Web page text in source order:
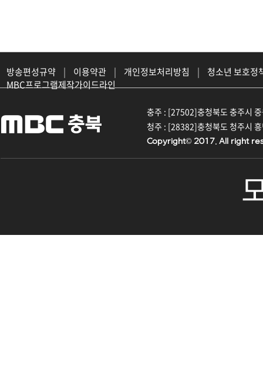
방송편성규약 | 이용약관 | 개인정보처리방침 |
청소년 보호정
MBC프로그램제작가이드라인
충주 : [27502]충청북도 충주시
청주 : [28382]충청북도 청주시
Copyright© 2017. All right